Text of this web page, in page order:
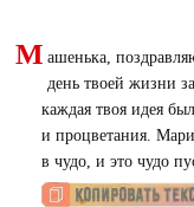
М ашенька,
день твоей жизни
каждая твоя идея
и процветания.
в чудо, и это чудо